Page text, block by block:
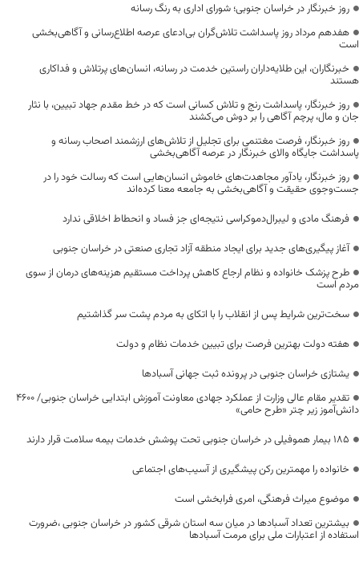
روز خبرنگار در خراسان جنوبی؛ شورای اداری به رنگ رسانه
هفدهم مرداد روز پاسداشت تلاش‌گران بی‌ادعای عرصه اطلاع‌رسانی و آگاهی‌بخشی
است
خبرنگاران، این طلایه‌داران راستین خدمت در رسانه، انسان‌های پرتلاش و فداکاری
هستند
روز خبرنگار، پاسداشت رنج و تلاش کسانی است که در خط مقدم جهاد تبیین، با نثار
جان و مال، پرچم آگاهی را بر دوش می‌کشند
روز خبرنگار، فرصت مغتنمی برای تجلیل از تلاش‌های ارزشمند اصحاب رسانه و
پاسداشت جایگاه والای خبرنگار در عرصه آگاهی‌بخشی
روز خبرنگار، یادآور مجاهدت‌های خاموش انسان‌هایی است که رسالت خود را در
جست‌وجوی حقیقت و آگاهی‌بخشی به جامعه معنا کرده‌اند
فرهنگ مادی و لیبرال‌دموکراسی نتیجه‌ای جز فساد و انحطاط اخلاقی ندارد
آغاز پیگیری‌های جدید برای ایجاد منطقه آزاد تجاری صنعتی در خراسان جنوبی
طرح پزشک خانواده و نظام ارجاع کاهش پرداخت مستقیم هزینه‌های درمان از سوی
مردم است
سخت‌ترین شرایط پس از انقلاب را با اتکای به مردم پشت سر گذاشتیم
هفته دولت بهترین فرصت برای تبیین خدمات نظام و دولت
یشتازی خراسان جنوبی در پرونده ثبت جهانی آسبادها
تقدیر مقام عالی وزارت از عملکرد جهادی معاونت آموزش ابتدایی خراسان جنوبی/ ۴۶۰۰
دانش‌آموز زیر چتر «طرح حامی»
۱۸۵ بیمار هموفیلی در خراسان جنوبی تحت پوشش خدمات بیمه سلامت قرار دارند
خانواده را مهمترین رکن پیشگیری از آسیب‌های اجتماعی
موضوع میراث فرهنگی، امری فرابخشی است
بیشترین تعداد آسبادها در میان سه استان شرقی کشور در خراسان جنوبی ،ضرورت
استفاده از اعتبارات ملی برای مرمت آسبادها